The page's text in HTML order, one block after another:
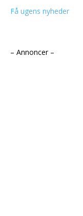
Få ugens nyheder
– Annoncer –